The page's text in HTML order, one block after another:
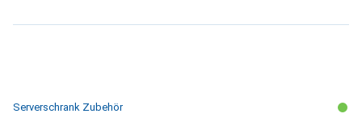
Serverschrank Zubehör